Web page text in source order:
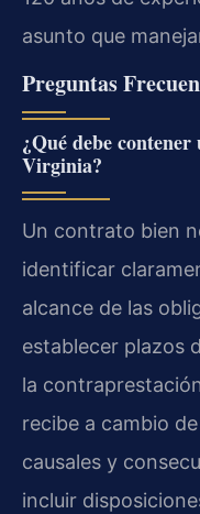
asunto que
Preguntas
¿Qué debe
Virginia?
Un contrato bien
identificar
alcance de las
establecer plazos
la
recibe a cambio
causales y
incluir